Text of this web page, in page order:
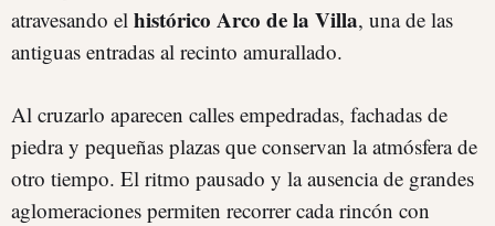
atravesando el histórico Arco de la Villa, una de las
antiguas entradas al recinto amurallado.
Al cruzarlo aparecen calles empedradas, fachadas de
piedra y pequeñas plazas que conservan la atmósfera de
otro tiempo. El ritmo pausado y la ausencia de grandes
aglomeraciones permiten recorrer cada rincón con